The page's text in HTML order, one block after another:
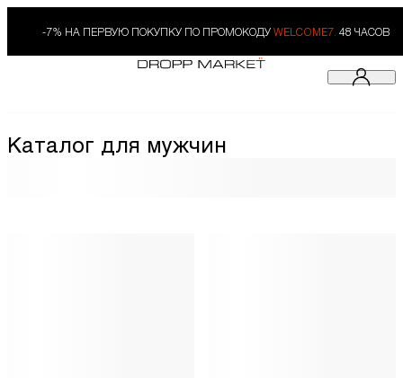
-7% НА ПЕРВУЮ ПОКУПКУ ПО ПРОМОКОДУ WELCOME7. 48 ЧАСОВ
Каталог для мужчин